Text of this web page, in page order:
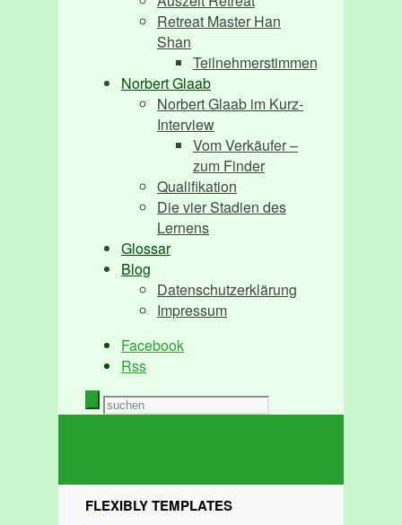
Retreat Master Han
Shan
Teilnehmerstimmen
Norbert Glaab
Norbert Glaab im Kurz-
Interview
Vom Verkäufer –
zum Finder
Qualifikation
Die vier Stadien des
Lernens
Glossar
Blog
Datenschutzerklärung
Impressum
Facebook
Rss
FLEXIBLY TEMPLATES